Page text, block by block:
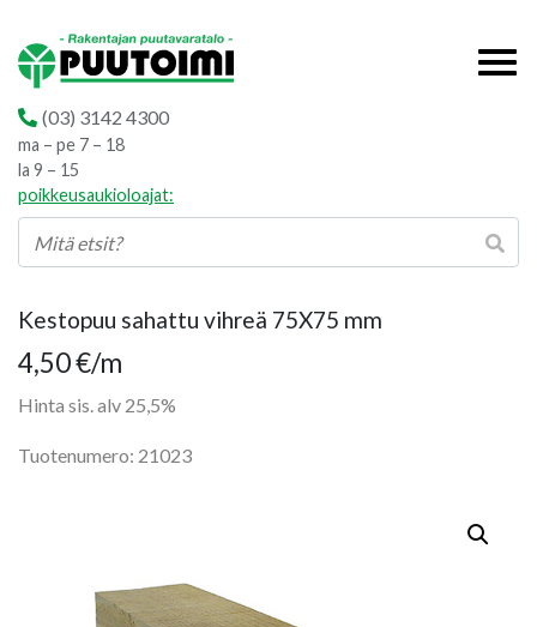
(03) 3142 4300
ma – pe 7 – 18
la 9 – 15
poikkeusaukioloajat:
Kestopuu sahattu vihreä 75X75 mm
4,50€/m
Hinta sis. alv 25,5%
Tuotenumero: 21023